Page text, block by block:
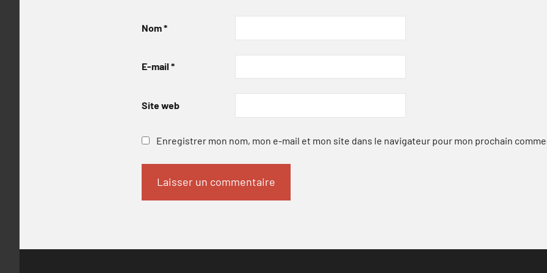
Nom*
E-mail *
Site web
Enregistrer mon nom, mon e-mail et mon site dans le navigateur pour mon prochain